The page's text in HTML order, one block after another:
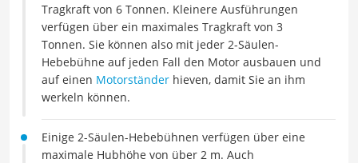
Tragkraft von 6 Tonnen. Kleinere Ausführungen
verfügen über ein maximales Tragkraft von 3
Tonnen. Sie können also mit jeder 2-Säulen-
Hebebühne auf jeden Fall den Motor ausbauen und
auf einen Motorständer hieven, damit Sie an ihm
werkeln können.
Einige 2-Säulen-Hebebühnen verfügen über eine
maximale Hubhöhe von über 2 m. Auch